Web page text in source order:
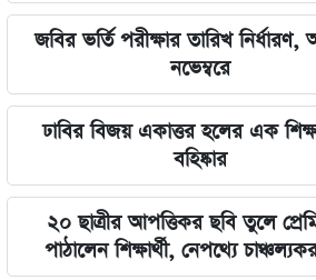
জবির ভর্তি পরীক্ষার তারিখ
নভেম্বরে
ঢাবির বিজয় একাত্তর হলের এক
বহিষ্কার
২০ ছাত্রীর আপত্তিকর ছবি তুলে
পাঠালেন শিক্ষার্থী, নেপথ্যে